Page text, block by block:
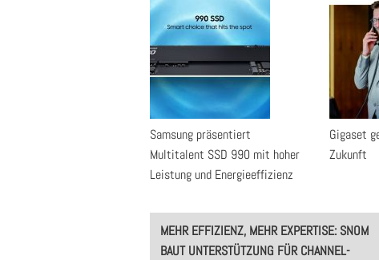
Samsung präsentiert
Multitalent SSD 990 mit hoher
Leistung und Energieeffizienz
Gigaset
Zukunft
Post
navigation
MEHR EFFIZIENZ, MEHR EXPERTISE: SNOM
BAUT UNTERSTÜTZUNG FÜR CHANNEL-